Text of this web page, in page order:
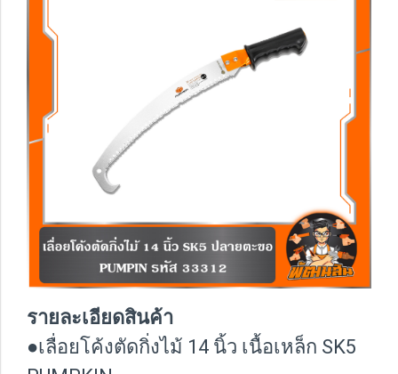
รายละเอียดสินค้า
●เลื่อยโค้งตัดกิ่งไม้ 14 นิ้ว เนื้อเหล็ก SK5